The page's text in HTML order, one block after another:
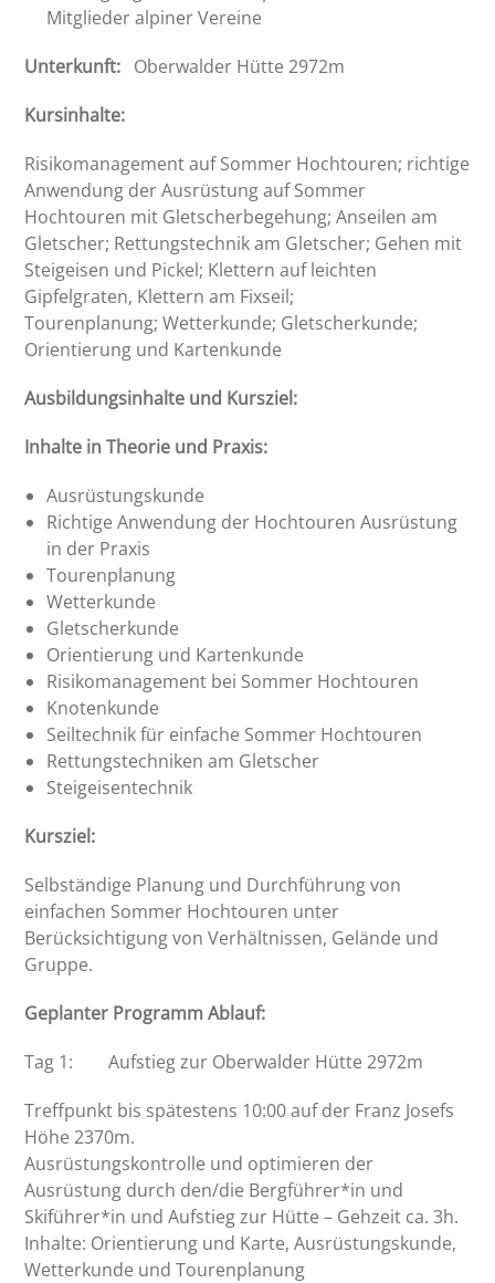
Mitglieder alpiner Vereine
Unterkunft: Oberwalder Hütte 2972m
Kursinhalte:
Risikomanagement auf Sommer Hochtouren; richtige
Anwendung der Ausrüstung auf Sommer
Hochtouren mit Gletscherbegehung; Anseilen am
Gletscher; Rettungstechnik am Gletscher; Gehen mit
Steigeisen und Pickel; Klettern auf leichten
Gipfelgraten, Klettern am Fixseil;
Tourenplanung; Wetterkunde; Gletscherkunde;
Orientierung und Kartenkunde
Ausbildungsinhalte und Kursziel:
Inhalte in Theorie und Praxis:
Ausrüstungskunde
Richtige Anwendung der Hochtouren Ausrüstung
in der Praxis
Tourenplanung
Wetterkunde
Gletscherkunde
Orientierung und Kartenkunde
Risikomanagement bei Sommer Hochtouren
Knotenkunde
Seiltechnik für einfache Sommer Hochtouren
Rettungstechniken am Gletscher
Steigeisentechnik
Kursziel:
Selbständige Planung und Durchführung von
einfachen Sommer Hochtouren unter
Berücksichtigung von Verhältnissen, Gelände und
Gruppe.
Geplanter Programm Ablauf:
Tag 1: Aufstieg zur Oberwalder Hütte 2972m
Treffpunkt bis spätestens 10:00 auf der Franz Josefs
Höhe 2370m.
Ausrüstungskontrolle und optimieren der
Ausrüstung durch den/die Bergführer*in und
Skiführer*in und Aufstieg zur Hütte – Gehzeit ca. 3h.
Inhalte: Orientierung und Karte, Ausrüstungskunde,
Wetterkunde und Tourenplanung